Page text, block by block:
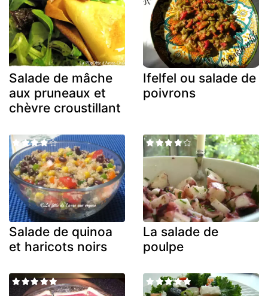
Salade de mâche
aux pruneaux et
chèvre croustillant
Ifelfel ou salade de
poivrons
Salade de quinoa
et haricots noirs
La salade de
poulpe